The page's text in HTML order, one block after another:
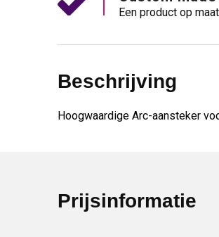
Een product op
Beschrijving
Hoogwaardige Arc-aansteker
Prijsinformatie